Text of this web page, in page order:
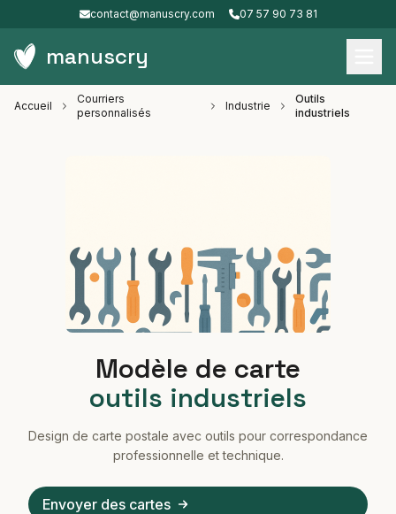
contact@manuscry.com 07 57 90 73 81
manuscry
Accueil
Courriers
personnalisés
Industrie
Outils
industriels
Modèle de carte
outils industriels
Design de carte postale avec outils pour correspondance
professionnelle et technique.
Envoyer des cartes